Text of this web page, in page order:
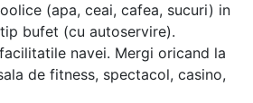
(apa, ceai, cafea, sucuri) in
bufet (cu autoservire).
navei. Mergi oricand la
de fitness, spectacol, casino,